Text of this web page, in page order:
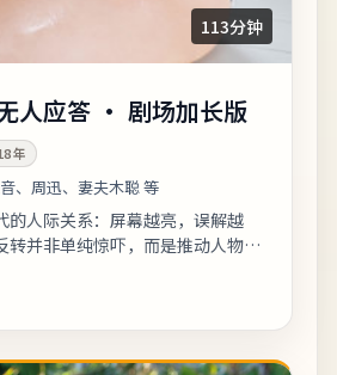
113分钟
人应答 · 剧场加长版
年
、周迅、妻夫木聪 等
的人际关系：屏幕越亮，误解越
转并非单纯惊吓，而是推动人物完
值得安静看完。《北海道...